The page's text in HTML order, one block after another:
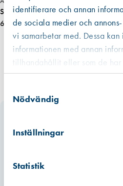
identifierare och annan
de sociala medier och
vi samarbetar med. Dessa
informationen med annan
tillhandahållit eller som de
använt deras tjänster.
Nödvändig
Inställningar
Statistik
Stormhasp skruvögla HABO 8mm
6,55 kr
Finns i lager (100 st)
Finns i lager (364 st)